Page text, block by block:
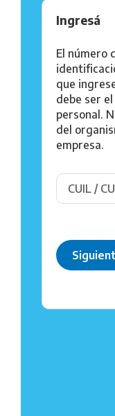
Ingresá
El número
que
debe ser el
personal.
del
empresa.